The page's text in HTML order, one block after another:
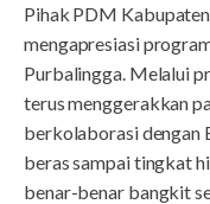
Pihak PDM
mengapresiasi
Purbalingga. Melalui
terus menggerakkan
berkolaborasi dengan
beras sampai tingkat
benar-benar bangkit